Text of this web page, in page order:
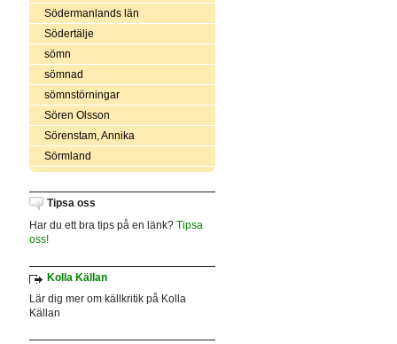
Södermanlands län
Södertälje
sömn
sömnad
sömnstörningar
Sören Olsson
Sörenstam, Annika
Sörmland
Tipsa oss
Har du ett bra tips på en länk? Tipsa
oss!
Kolla Källan
Lär dig mer om källkritik på Kolla
Källan